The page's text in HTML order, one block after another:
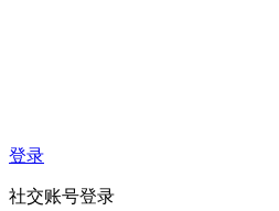
登录
社交账号登录